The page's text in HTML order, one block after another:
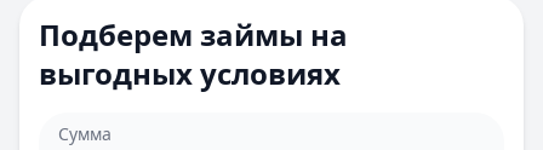
Подберем займы на
выгодных условиях
Сумма